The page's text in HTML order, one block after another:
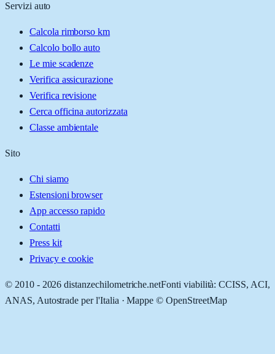
Servizi auto
Calcola rimborso km
Calcolo bollo auto
Le mie scadenze
Verifica assicurazione
Verifica revisione
Cerca officina autorizzata
Classe ambientale
Sito
Chi siamo
Estensioni browser
App accesso rapido
Contatti
Press kit
Privacy e cookie
© 2010 - 2026 distanzechilometriche.netFonti viabilità: CCISS, ACI,
ANAS, Autostrade per l'Italia · Mappe © OpenStreetMap